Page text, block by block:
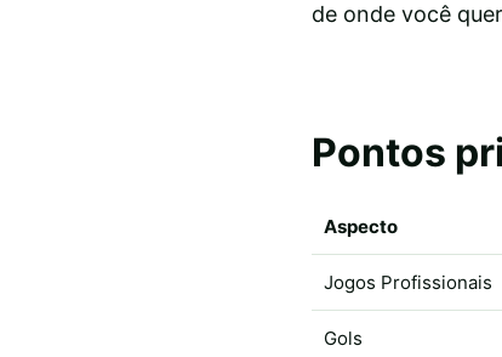
de onde você
Pontos
Aspecto
Jogos Profissionais
Gols